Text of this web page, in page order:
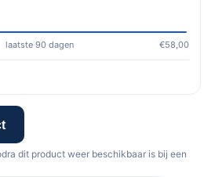
laatste 90 dagen €58,00
dit product weer beschikbaar is bij een